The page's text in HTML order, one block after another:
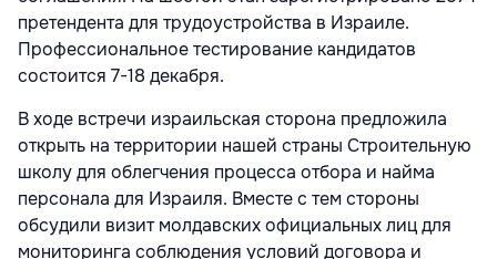
претендента для трудоустройства в Израиле.
Профессиональное тестирование кандидатов
состоится 7-18 декабря.
В ходе встречи израильская сторона предложила
открыть на территории нашей страны Строительную
школу для облегчения процесса отбора и найма
персонала для Израиля. Вместе с тем стороны
обсудили визит молдавских официальных лиц для
мониторинга соблюдения условий договора и